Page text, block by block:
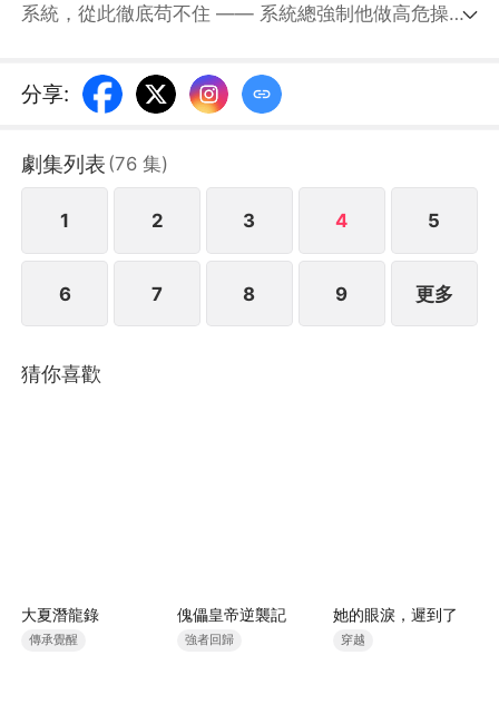
系統，從此徹底苟不住 —— 系統總強制他做高危操
開掛、強勢逆襲，在宗門爭鬥、仙魔大戰中不斷暴露實
力，從鹹魚小人物，一步步成爲攪動諸天的頂尖強者。
分享:
劇集列表 (76 集)
1 2 3 4 5
6 7 8 9 更多
猜你喜歡
大夏潛龍錄
傳承覺醒
傀儡皇帝逆襲記
強者回歸
她的眼淚，遲到了
穿越